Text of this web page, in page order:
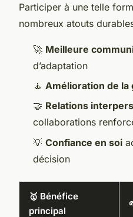
Participer à une telle
nombreux atouts
🚀 Meilleure
d’adaptation
🧘 Amélioration de
🤝 Relations
collaborations
💡 Confiance en soi
décision
🥇 Bénéfice
principal